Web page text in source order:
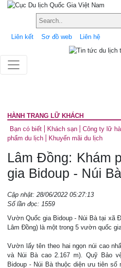
Liên kết Sơ đồ web Liên hệ
HÀNH TRANG LỮ KHÁCH
Bạn có biết
Khách sạn Công ty lữ
phẩm du lịch
Khuyến mãi du lịch
Lâm Đồng: Khám
gia Bidoup - Núi Bà
Cập nhật: 28/06/2022 05:27:13
Số lần đọc: 1559
Vườn Quốc gia Bidoup - Núi Bà tại xã
Lâm Đồng) là một trong 5 vườn quốc
Vườn lấy tên theo hai ngọn núi cao
và Núi Bà cao 2.167 m). Quỹ Bảo
Bidoup - Núi Bà thuộc diện ưu tiên